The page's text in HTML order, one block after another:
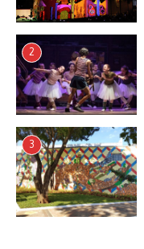
2
3